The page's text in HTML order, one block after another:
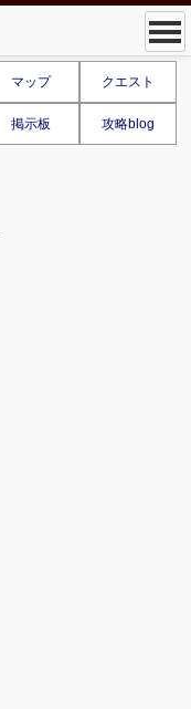
マップ クエスト
掲示板 攻略blog